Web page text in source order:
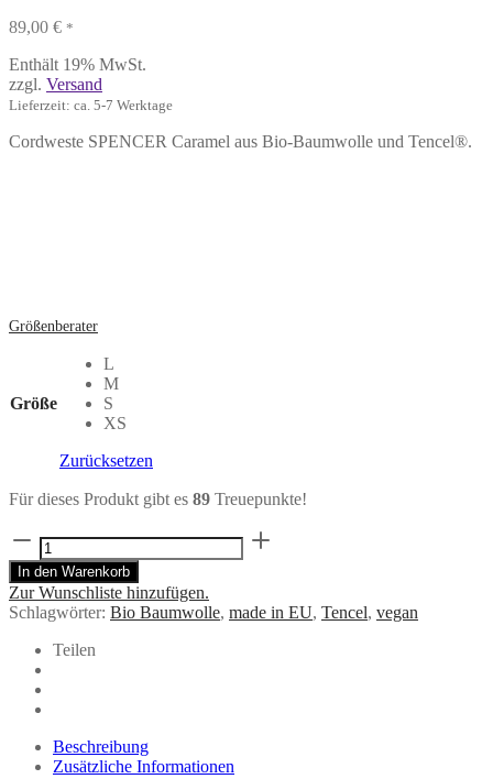
89,00 € *
Enthält 19% MwSt.
zzgl. Versand
Lieferzeit: ca. 5-7 Werktage
Cordweste SPENCER Caramel aus Bio-Baumwolle und Tencel®.
Größenberater
Größe
L
M
S
XS
Zurücksetzen
Für dieses Produkt gibt es 89 Treuepunkte!
Cordweste
SPENCER
Caramel
aus
Bio-
Menge
In den Warenkorb
Zur Wunschliste hinzufügen.
Schlagwörter: Bio Baumwolle, made in EU, Tencel, vegan
Teilen
Beschreibung
Zusätzliche Informationen